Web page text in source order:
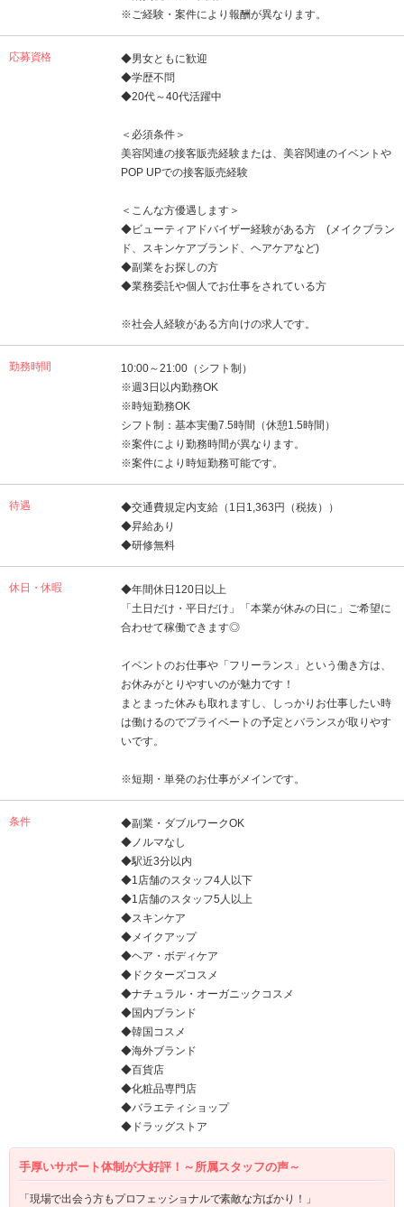
※ご経験・案件により報酬が異なります。
応募資格
◆男女ともに歓迎
◆学歴不問
◆20代～40代活躍中
＜必須条件＞
美容関連の接客販売経験または、美容関連のイベントや
POP UPでの接客販売経験
＜こんな方優遇します＞
◆ビューティアドバイザー経験がある方 (メイクブラン
ド、スキンケアブランド、ヘアケアなど)
◆副業をお探しの方
◆業務委託や個人でお仕事をされている方
※社会人経験がある方向けの求人です。
勤務時間
10:00～21:00（シフト制）
※週3日以内勤務OK
※時短勤務OK
シフト制：基本実働7.5時間（休憩1.5時間）
※案件により勤務時間が異なります。
※案件により時短勤務可能です。
待遇
◆交通費規定内支給（1日1,363円（税抜））
◆昇給あり
◆研修無料
休日・休暇
◆年間休日120日以上
「土日だけ・平日だけ」「本業が休みの日に」ご希望に
合わせて稼働できます◎
イベントのお仕事や「フリーランス」という働き方は、
お休みがとりやすいのが魅力です！
まとまった休みも取れますし、しっかりお仕事したい時
は働けるのでプライベートの予定とバランスが取りやす
いです。
※短期・単発のお仕事がメインです。
条件
◆副業・ダブルワークOK
◆ノルマなし
◆駅近3分以内
◆1店舗のスタッフ4人以下
◆1店舗のスタッフ5人以上
◆スキンケア
◆メイクアップ
◆ヘア・ボディケア
◆ドクターズコスメ
◆ナチュラル・オーガニックコスメ
◆国内ブランド
◆韓国コスメ
◆海外ブランド
◆百貨店
◆化粧品専門店
◆バラエティショップ
◆ドラッグストア
手厚いサポート体制が大好評！～所属スタッフの声～
「現場で出会う方もプロフェッショナルで素敵な方ばかり！」